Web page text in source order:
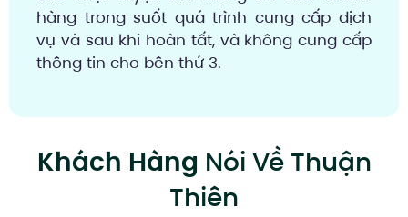
hàng trong suốt quá trình cung cấp dịch
vụ và sau khi hoàn tất, và không cung cấp
thông tin cho bên thứ 3.
Khách Hàng Nói Về Thuận
Thiên